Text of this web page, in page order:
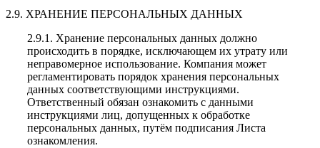
2.9. ХРАНЕНИЕ ПЕРСОНАЛЬНЫХ ДАННЫХ
2.9.1. Хранение персональных данных должно
происходить в порядке, исключающем их утрату или
неправомерное использование. Компания может
регламентировать порядок хранения персональных
данных соответствующими инструкциями.
Ответственный обязан ознакомить с данными
инструкциями лиц, допущенных к обработке
персональных данных, путём подписания Листа
ознакомления.